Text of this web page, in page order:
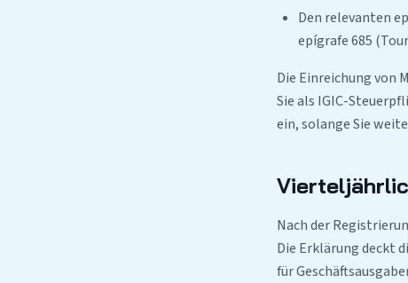
Den relevanten
epígrafe 685
Die Einreichung von
Sie als IGIC-
ein, solange Sie
Nach der
Die Erklärung deckt
für